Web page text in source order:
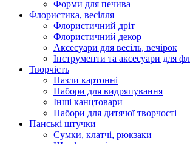
Форми для печива
Флористика, весілля
Флористичний дріт
Флористичний декор
Аксесуари для весіль, вечірок
Інструменти та аксесуари для
Творчість
Пазли картонні
Набори для видряпування
Інші канцтовари
Набори для дитячої творчості
Панські штучки
Сумки, клатчі, рюкзаки